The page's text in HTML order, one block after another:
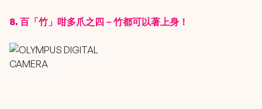
8. 百「竹」咁多爪之四－竹都可以著上身！